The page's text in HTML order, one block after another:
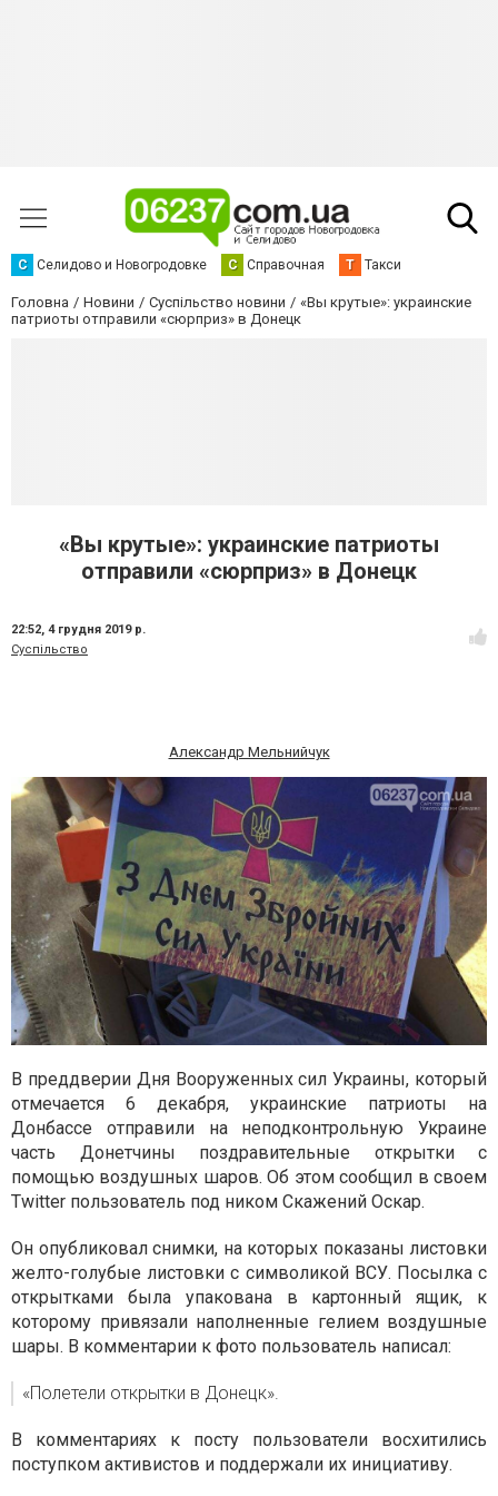
С Селидово и Новогродовке С Справочная Т Такси
Головна Новини Суспільство новини
«Вы крутые»: украинские
патриоты отправили «сюрприз» в Донецк
«Вы крутые»: украинские патриоты
отправили «сюрприз» в Донецк
22:52, 4 грудня 2019 р.
Суспільство
Александр Мельнийчук
В преддверии Дня Вооруженных сил Украины, который
отмечается 6 декабря, украинские патриоты на
Донбассе отправили на неподконтрольную Украине
часть Донетчины поздравительные открытки с
помощью воздушных шаров. Об этом сообщил в своем
Twitter пользователь под ником Скажений Оскар.
Он опубликовал снимки, на которых показаны листовки
желто-голубые листовки с символикой ВСУ. Посылка с
открытками была упакована в картонный ящик, к
которому привязали наполненные гелием воздушные
шары. В комментарии к фото пользователь написал:
«Полетели открытки в Донецк».
В комментариях к посту пользователи восхитились
поступком активистов и поддержали их инициативу.